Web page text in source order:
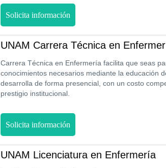
Solicita información
UNAM Carrera Técnica en
Carrera Técnica en Enfermería facilita que seas
conocimientos necesarios mediante la educación
desarrolla de forma presencial, con un costo
prestigio institucional.
Solicita información
UNAM Licenciatura en Enfermería